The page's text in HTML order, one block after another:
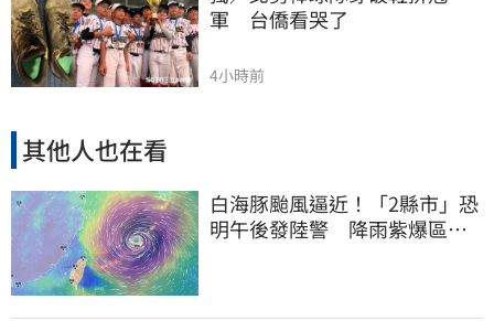
軍　台僑看哭了
4小時前
其他人也在看
白海豚颱風逼近！「2縣市」恐
明午後發陸警 降雨紫爆區域